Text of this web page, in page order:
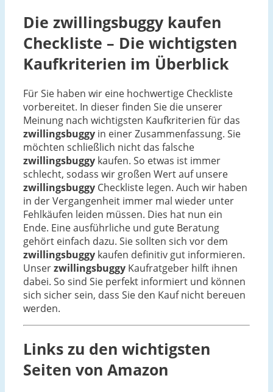
Die zwillingsbuggy kaufen
Checkliste – Die wichtigsten
Kaufkriterien im Überblick
Für Sie haben wir eine hochwertige Checkliste
vorbereitet. In dieser finden Sie die unserer
Meinung nach wichtigsten Kaufkriterien für das
zwillingsbuggy in einer Zusammenfassung. Sie
möchten schließlich nicht das falsche
zwillingsbuggy kaufen. So etwas ist immer
schlecht, sodass wir großen Wert auf unsere
zwillingsbuggy Checkliste legen. Auch wir haben
in der Vergangenheit immer mal wieder unter
Fehlkäufen leiden müssen. Dies hat nun ein
Ende. Eine ausführliche und gute Beratung
gehört einfach dazu. Sie sollten sich vor dem
zwillingsbuggy kaufen definitiv gut informieren.
Unserzwillingsbuggy Kaufratgeber hilft ihnen
dabei. So sind Sie perfekt informiert und können
sich sicher sein, dass Sie den Kauf nicht bereuen
werden.
Links zu den wichtigsten
Seiten von Amazon